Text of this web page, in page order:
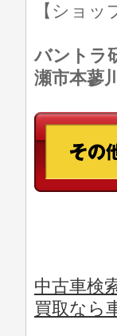
【ショ
バントラ
瀬市本蓼川
中古車検
買取なら